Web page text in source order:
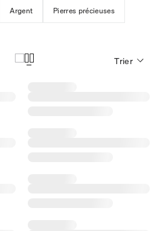
Argent Pierres précieuses
Trier